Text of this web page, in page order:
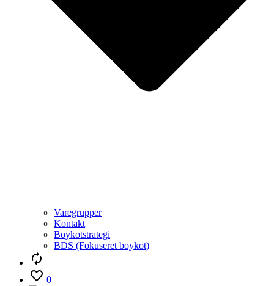
Varegrupper
Kontakt
Boykotstrategi
BDS (Fokuseret boykot)
0